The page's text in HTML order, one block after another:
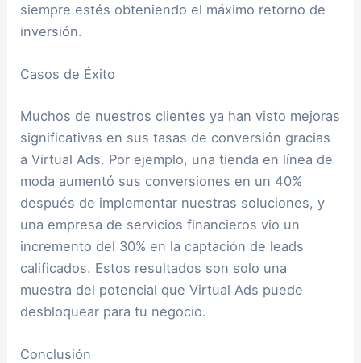
siempre estés obteniendo el máximo retorno de
inversión.
Casos de Éxito
Muchos de nuestros clientes ya han visto mejoras
significativas en sus tasas de conversión gracias
a Virtual Ads. Por ejemplo, una tienda en línea de
moda aumentó sus conversiones en un 40%
después de implementar nuestras soluciones, y
una empresa de servicios financieros vio un
incremento del 30% en la captación de leads
calificados. Estos resultados son solo una
muestra del potencial que Virtual Ads puede
desbloquear para tu negocio.
Conclusión